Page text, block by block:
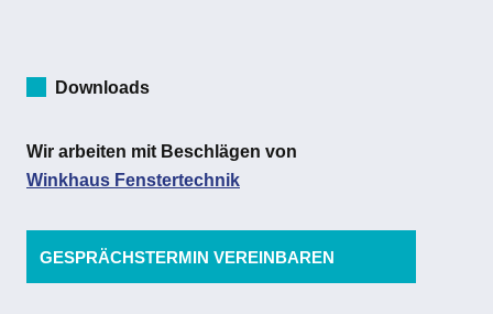
Downloads
Wir arbeiten mit Beschlägen von
Winkhaus Fenstertechnik
GESPRÄCHSTERMIN VEREINBAREN